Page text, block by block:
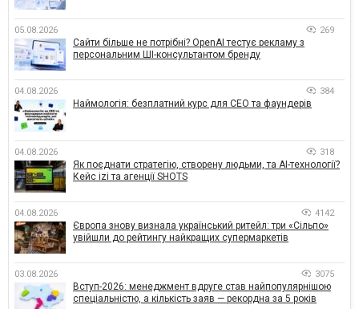
05.08.2026 269
Сайти більше не потрібні? OpenAI тестує рекламу з
персональним ШІ-консультантом бренду
04.08.2026 384
Наймологія: безплатний курс для CEO та фаундерів
04.08.2026 318
Як поєднати стратегію, створену людьми, та AI-технології?
Кейс izi та агенції SHOTS
04.08.2026 4142
Європа знову визнала український ритейл: три «Сільпо»
увійшли до рейтингу найкращих супермаркетів
03.08.2026 3075
Вступ-2026: менеджмент вдруге став найпопулярнішою
спеціальністю, а кількість заяв — рекордна за 5 років